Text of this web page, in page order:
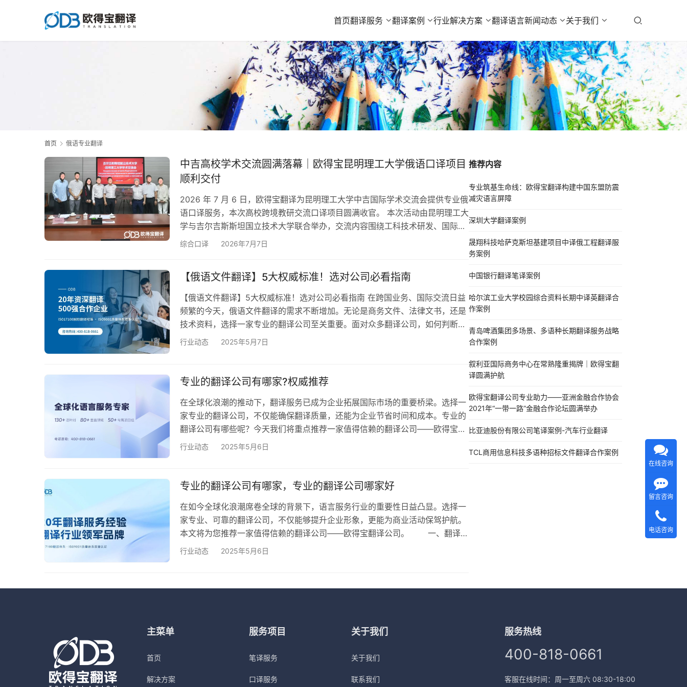
首页翻译服务 翻译案例 行业解决方案 翻译语言新闻动态 关于我们
首页 俄语专业翻译
中吉高校学术交流圆满落幕｜欧得宝昆明理工大学俄语口译项目
顺利交付
2026 年 7 月 6 日，欧得宝翻译为昆明理工大学中吉国际学术交流会提供专业俄
语口译服务，本次高校跨境教研交流口译项目圆满收官。 本次活动由昆明理工大
学与吉尔吉斯斯坦国立技术大学联合举办，交流内容围绕工科技术研发、国际化
人才培养、校际资源共建等核心议题展开，包含校方高层座谈、专业学术研讨、
校合作专有表述与工科专业学术术语，整场口译输出流畅严谨，逻辑清晰，…
综合口译 2026年7月7日
【俄语文件翻译】5大权威标准！选对公司必看指南
【俄语文件翻译】5大权威标准！选对公司必看指南 在跨国业务、国际交流日益
频繁的今天，俄语文件翻译的需求不断增加。无论是商务文件、法律文书，还是
技术资料，选择一家专业的翻译公司至关重要。面对众多翻译公司，如何判断其
专业性和权威性？将为您揭示5大权威标准，助您选对翻译公司，确保翻译质量
双重会员资质，同时通过了ISO 9001质量管理体系认证和ISO 1…
行业动态 2025年5月7日
专业的翻译公司有哪家?权威推荐
在全球化浪潮的推动下，翻译服务已成为企业拓展国际市场的重要桥梁。选择一
家专业的翻译公司，不仅能确保翻译质量，还能为企业节省时间和成本。专业的
翻译公司有哪些呢？今天我们将重点推荐一家值得信赖的翻译公司——欧得宝翻
译公司。 专业的翻译公司有哪些？ 在众多翻译公司中，欧得宝翻译公司以其专
企业及政府机构，是中国翻译协会（TAC）和美国翻译协会（ATA）的企业会
行业动态 2025年5月6日
专业的翻译公司有哪家，专业的翻译公司哪家好
在如今全球化浪潮席卷全球的背景下，语言服务行业的重要性日益凸显。选择一
家专业、可靠的翻译公司，不仅能够提升企业形象，更能为商业活动保驾护航。
本文将为您推荐一家值得信赖的翻译公司——欧得宝翻译公司。 一、翻译公
司推荐 欧得宝翻译公司（ODB Translation） 欧得宝翻译公司是一家拥有20年
司拥有20年的人工翻译经验，建立了海量的术语库和语料库，…
行业动态 2025年5月6日
推荐内容
专业筑基生命线：欧得宝翻译构建中国东盟防震
减灾语言屏障
深圳大学翻译案例
晟翔科技哈萨克斯坦基建项目中译俄工程翻译服
务案例
中国银行翻译笔译案例
哈尔滨工业大学校园综合资料长期中译英翻译合
作案例
青岛啤酒集团多场景、多语种长期翻译服务战略
合作案例
叙利亚国际商务中心在常熟隆重揭牌｜欧得宝翻
译圆满护航
欧得宝翻译公司专业助力——亚洲金融合作协会
2021年“一带一路”金融合作论坛圆满举办
比亚迪股份有限公司笔译案例-汽车行业翻译
TCL商用信息科技多语种招标文件翻译合作案例
主菜单
首页
解决方案
服务项目
笔译服务
口译服务
关于我们
关于我们
联系我们
服务热线
400-818-0661
客服在线时间：周一至周六 08:30-18:00
在线咨询
留言咨询
电话咨询